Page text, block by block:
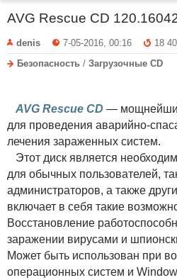
AVG Rescue CD
denis 7-05-2016, 00:16
18
Безопасность / Загрузочные CD
AVG Rescue CD —
для проведения аварийно-
лечения зараженных систем.
Этот диск является
для обычных пользователей,
администраторов, а также
включает в себя такие
Восстановление
заражении вирусами и
Может быть использован при
операционных систем и